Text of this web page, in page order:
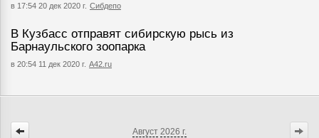
в 17:54 20 дек 2020 г. Сибдепо
В Кузбасс отправят сибирскую рысь из
Барнаульского зоопарка
в 20:54 11 дек 2020 г. А42.ru
Август 2026 г.